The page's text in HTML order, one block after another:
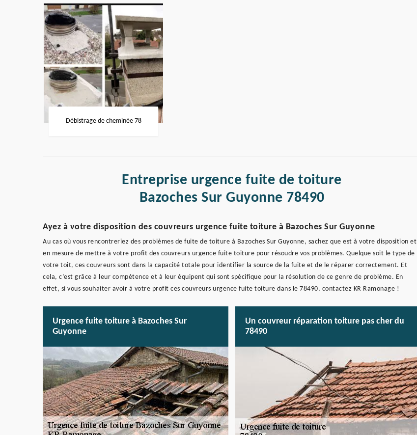
Débistrage de cheminée 78
Entreprise urgence fuite de toiture
Bazoches Sur Guyonne 78490
Ayez à votre disposition des couvreurs urgence fuite toiture à Bazoches Sur Guyonne
Au cas où vous rencontreriez des problèmes de fuite de toiture à Bazoches Sur Guyonne, sachez que est à votre disposition et
en mesure de mettre à votre profit des couvreurs urgence fuite toiture pour résoudre vos problèmes. Quelque soit le type de
votre toit, ces couvreurs sont dans la capacité totale pour identifier la source de la fuite et de le réparer correctement. Et
cela, c’est grâce à leur compétence et à leur équipent qui sont spécifique pour la résolution de ce genre de problème. En
effet, si vous souhaiter avoir à votre profit ces couvreurs urgence fuite toiture dans le 78490, contactez KR Ramonage !
Urgence fuite toiture à Bazoches Sur
Guyonne
Un couvreur réparation toiture pas cher du
78490